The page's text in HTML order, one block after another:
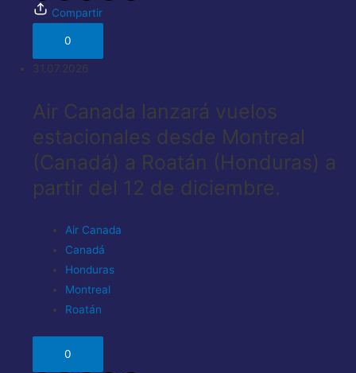
Compartir
0
31.07.2026
Air Canada lanzará vuelos
estacionales desde Montreal
(Canadá) a Roatán (Honduras) a
partir del 12 de diciembre.
Air Canada
Canadá
Honduras
Montreal
Roatán
0